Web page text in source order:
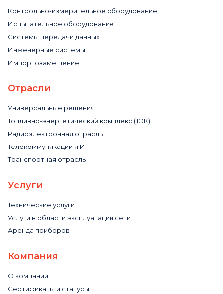
Контрольно-измерительное оборудование
Испытательное оборудование
Системы передачи данных
Инженерные системы
Импортозамещение
Отрасли
Универсальные решения
Топливно-энергетический комплекс (ТЭК)
Радиоэлектронная отрасль
Телекоммуникации и ИТ
Транспортная отрасль
Услуги
Технические услуги
Услуги в области эксплуатации сети
Аренда приборов
Компания
О компании
Сертификаты и статусы